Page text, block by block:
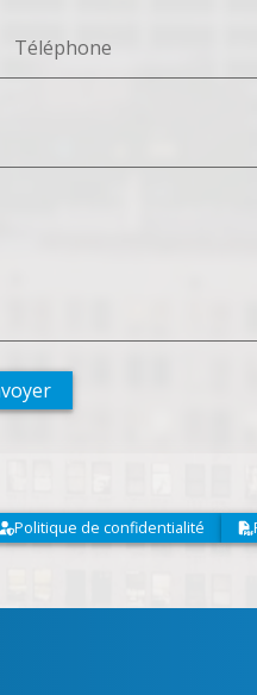
Téléphone
Politique de confidentialité